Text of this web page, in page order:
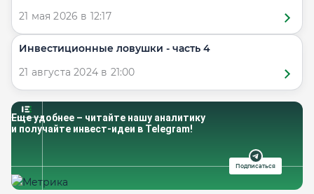
21 мая 2026 в 12:17
Инвестиционные ловушки - часть 4
21 августа 2024 в 21:00
Еще удобнее – читайте нашу аналитику
и получайте инвест-идеи в Telegram!
Подписаться